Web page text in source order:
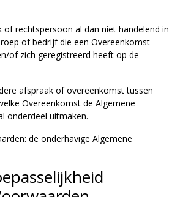
of rechtspersoon al dan niet handelend in
of bedrijf die een Overeenkomst
of zich geregistreerd heeft op de
afspraak of overeenkomst tussen
Overeenkomst de Algemene
onderdeel uitmaken.
de onderhavige Algemene